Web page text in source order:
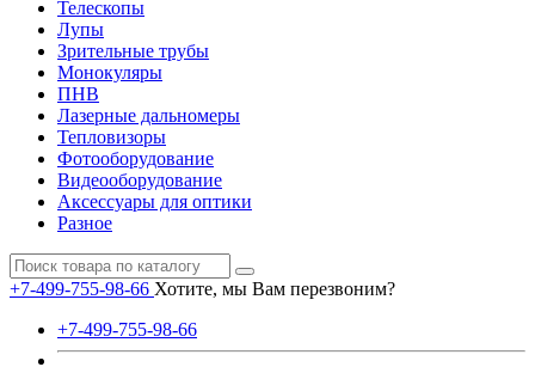
Телескопы
Лупы
Зрительные трубы
Монокуляры
ПНВ
Лазерные дальномеры
Тепловизоры
Фотооборудование
Видеооборудование
Аксессуары для оптики
Разное
+7-499-755-98-66 Хотите, мы Вам перезвоним?
+7-499-755-98-66